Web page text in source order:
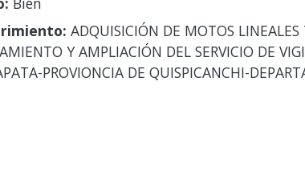
ADQUISICIÓN DE MOTOS
Y AMPLIACIÓN DEL SERVICIO DE
PROVIONCIA DE QUISPICANCHI-